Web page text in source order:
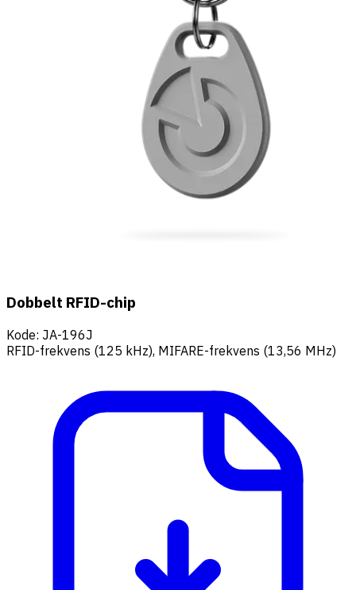
Dobbelt RFID-chip
Kode: JA-196J
RFID-frekvens (125 kHz), MIFARE-frekvens (13,56 MHz)